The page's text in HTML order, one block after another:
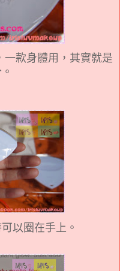
款身體用，其實就是
以圈在手上。